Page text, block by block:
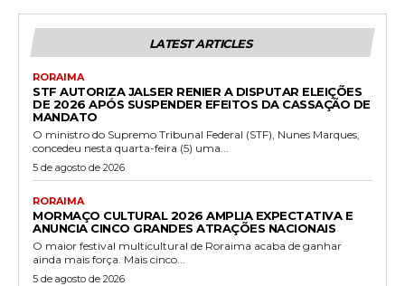
LATEST ARTICLES
RORAIMA
STF AUTORIZA JALSER RENIER A DISPUTAR ELEIÇÕES
DE 2026 APÓS SUSPENDER EFEITOS DA CASSAÇÃO DE
MANDATO
O ministro do Supremo Tribunal Federal (STF), Nunes Marques,
concedeu nesta quarta-feira (5) uma...
5 de agosto de 2026
RORAIMA
MORMAÇO CULTURAL 2026 AMPLIA EXPECTATIVA E
ANUNCIA CINCO GRANDES ATRAÇÕES NACIONAIS
O maior festival multicultural de Roraima acaba de ganhar
ainda mais força. Mais cinco...
5 de agosto de 2026